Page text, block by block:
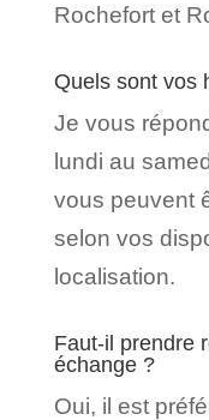
Rochefort et
Quels sont vos
Je vous
lundi au
vous peuvent
selon vos
localisation.
Faut-il prendre
échange ?
Oui, il est